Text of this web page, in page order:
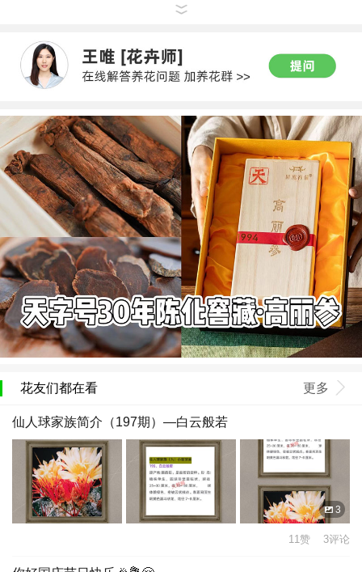
花友们都在看 更多
仙人球家族简介（197期）—白云般若
3
11赞 3评论